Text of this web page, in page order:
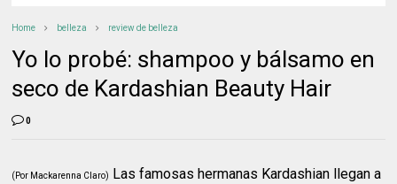
Home belleza review de belleza
Yo lo probé: shampoo y bálsamo en
seco de Kardashian Beauty Hair
0
(Por Mackarenna Claro) Las famosas hermanas Kardashian llegan a